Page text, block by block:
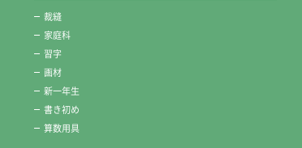
抗菌軸で
こしが強
15号と6号
※地域や
裁縫
家庭科
習字
画材
新一年生
書き初め
算数用具